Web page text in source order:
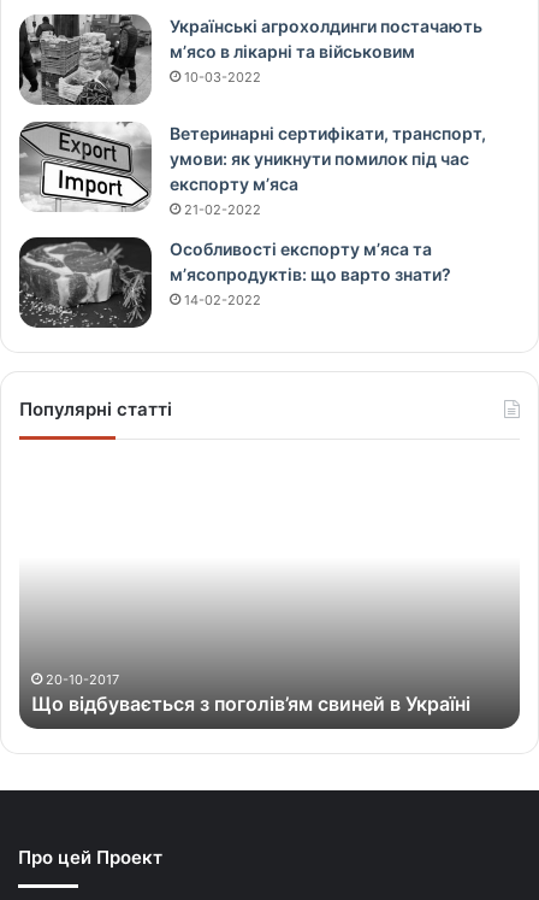
Українські агрохолдинги постачають
м’ясо в лікарні та військовим
10-03-2022
Ветеринарні сертифікати, транспорт,
умови: як уникнути помилок під час
експорту м’яса
21-02-2022
Особливості експорту м’яса та
м’ясопродуктів: що варто знати?
14-02-2022
Популярні статті
т
ь
п
о
20-10-2017
Що відбувається з поголів’ям свиней в Україні
Про цей Проект